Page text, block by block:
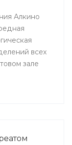
Алкино
всех
зале